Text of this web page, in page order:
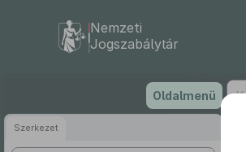
tartalomra
Nemzeti
Jogszabálytár
Oldalmenü
Szerkezet